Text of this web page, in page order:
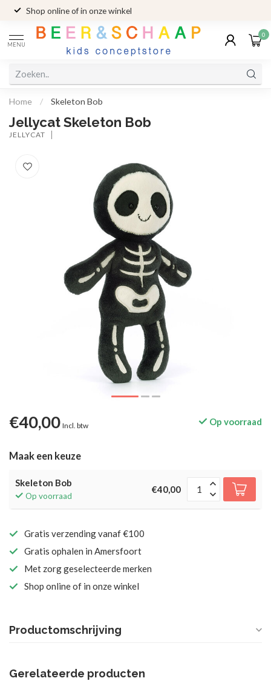
Shop online of in onze winkel
MENU
0
Home / Skeleton Bob
Jellycat Skeleton Bob
JELLYCAT
€40,00 Incl. btw Op voorraad
Maak een keuze
Skeleton Bob
Op voorraad
€40,00
Gratis verzending vanaf €100
Gratis ophalen in Amersfoort
Met zorg geselecteerde merken
Shop online of in onze winkel
Productomschrijving
Gerelateerde producten